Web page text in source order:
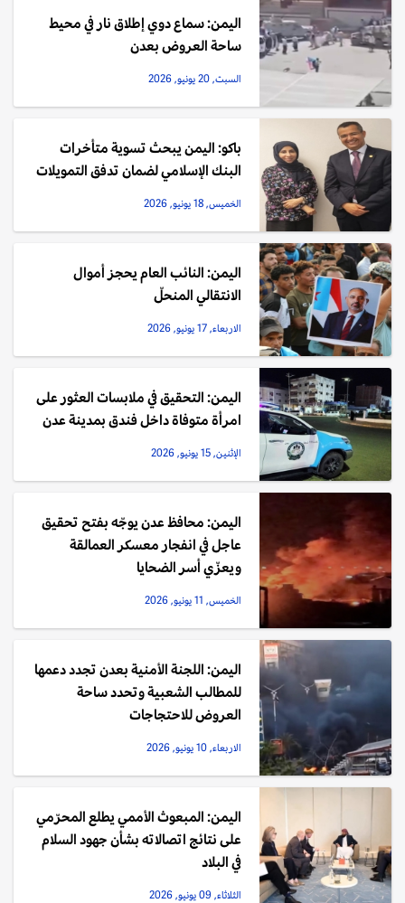
اليمن: سماع دوي إطلاق نار في محيط
ساحة العروض بعدن
السبت, 20 يونيو, 2026
باكو: اليمن يبحث تسوية متأخرات
البنك الإسلامي لضمان تدفق التمويلات
الخميس, 18 يونيو, 2026
اليمن: النائب العام يحجز أموال
الانتقالي المنحلّ
الاربعاء, 17 يونيو, 2026
اليمن: التحقيق في ملابسات العثور على
امرأة متوفاة داخل فندق بمدينة عدن
الإثنين, 15 يونيو, 2026
اليمن: محافظ عدن يوجّه بفتح تحقيق
عاجل في انفجار معسكر العمالقة
ويعزّي أسر الضحايا
الخميس, 11 يونيو, 2026
اليمن: اللجنة الأمنية بعدن تجدد دعمها
للمطالب الشعبية وتحدد ساحة
العروض للاحتجاجات
الاربعاء, 10 يونيو, 2026
اليمن: المبعوث الأممي يطلع المحرّمي
على نتائج اتصالاته بشأن جهود السلام
في البلاد
الثلاثاء, 09 يونيو, 2026